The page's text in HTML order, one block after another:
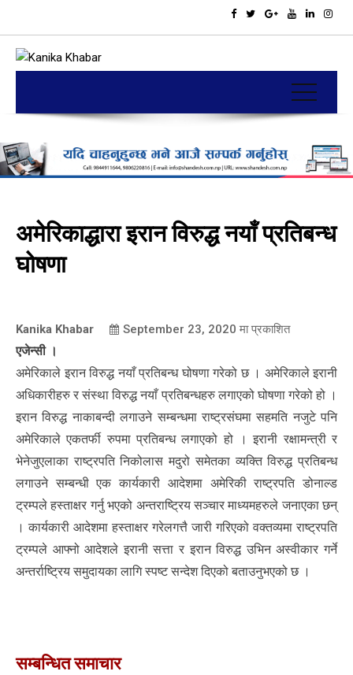
अमेरिकाद्धारा इरान विरुद्ध नयाँ प्रतिबन्ध
घोषणा
Kanika Khabar September 23, 2020 मा प्रकाशित
एजेन्सी ।
अमेरिकाले इरान विरुद्ध नयाँ प्रतिबन्ध घोषणा गरेको छ । अमेरिकाले इरानी
अधिकारीहरु र संस्था विरुद्ध नयाँ प्रतिबन्धहरु लगाएको घोषणा गरेको हो ।
इरान विरुद्ध नाकाबन्दी लगाउने सम्बन्धमा राष्ट्रसंघमा सहमति नजुटे पनि
अमेरिकाले एकतर्फी रुपमा प्रतिबन्ध लगाएको हो । इरानी रक्षामन्त्री र
भेनेजुएलाका राष्ट्रपति निकोलास मदुरो समेतका व्यक्ति विरुद्ध प्रतिबन्ध
लगाउने सम्बन्धी एक कार्यकारी आदेशमा अमेरिकी राष्ट्रपति डोनाल्ड
ट्रम्पले हस्ताक्षर गर्नु भएको अन्तराष्ट्रिय सञ्चार माध्यमहरुले जनाएका छन्
। कार्यकारी आदेशमा हस्ताक्षर गरेलगत्तै जारी गरिएको वक्तव्यमा राष्ट्रपति
ट्रम्पले आफ्नो आदेशले इरानी सत्ता र इरान विरुद्ध उभिन अस्वीकार गर्ने
अन्तर्राष्ट्रिय समुदायका लागि स्पष्ट सन्देश दिएको बताउनुभएको छ ।
सम्बन्धित समाचार